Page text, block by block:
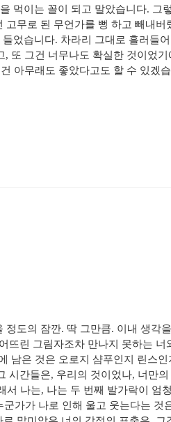
먹이는 꼴이 되고 말았습니다. 그
무로 된 무언가를 뻥 하고 빼내
었습니다. 차라리 그대로 흘러들
그건 너무나도 확실한 것이었
아무래도 좋았다고도 할 수 있겠
도의 잠깐. 딱 그만큼. 이내 생각
린 그림자조차 만나지 못하는
은 것은 오로지 샴푸인지 린스
간들은, 우리의 것이었나, 너만
나는, 나는 두 번째 발가락이 엄
가가 나로 인해 울고 웃는다는